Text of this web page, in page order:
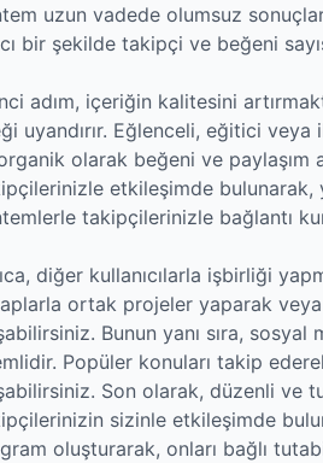
uzun vadede olumsuz
bir şekilde takipçi ve beğeni
adım, içeriğin kalitesini
uyandırır. Eğlenceli, eğitici
olarak beğeni ve paylaşım
etkileşimde bulunarak,
takipçilerinizle bağlantı
diğer kullanıcılarla işbirliği
ortak projeler yaparak
Bunun yanı sıra,
Popüler konuları takip
Son olarak, düzenli ve
sizinle etkileşimde
oluşturarak, onları bağlı